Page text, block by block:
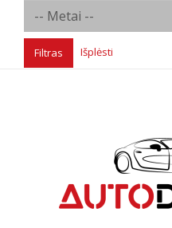
Filtras Išplėsti